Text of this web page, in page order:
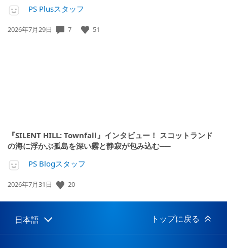
PS Plusスタッフ
公
2026年7月29日 7 51
『SILENT HILL: Townfall』インタビュー！ スコットランド
の海に浮かぶ孤島を深い霧と静寂が包み込む──
PS Blogスタッフ
公
日:
2026年7月31日 20
Select
a
Current
region:
日本語 トップに戻る